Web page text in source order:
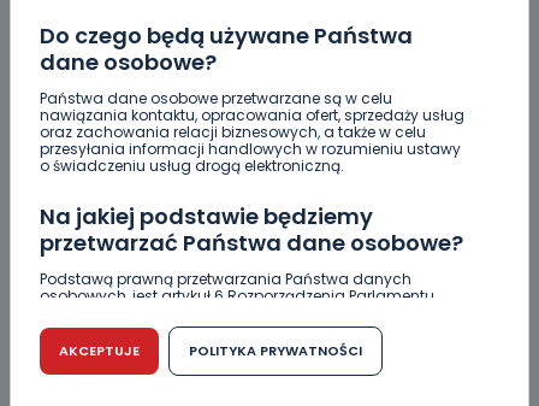
Do czego będą używane Państwa
dane osobowe?
Państwa dane osobowe przetwarzane są w celu
nawiązania kontaktu, opracowania ofert, sprzedaży usług
oraz zachowania relacji biznesowych, a także w celu
przesyłania informacji handlowych w rozumieniu ustawy
o świadczeniu usług drogą elektroniczną.
Na jakiej podstawie będziemy
przetwarzać Państwa dane osobowe?
Podstawą prawną przetwarzania Państwa danych
osobowych, jest artykuł 6 Rozporządzenia Parlamentu
r. w sprawie ochrony osób fizycznych w związku z
przetwarzaniem danych osobowych w sprawie
swobodnego przepływu takich danych oraz uchylenia
dyrektywy 95/46/WE (RODO).
AKCEPTUJE POLITYKA PRYWATNOŚCI
Przychodzą maile…
Jak wybrać prostownicę do włosów puszących się i
elektryzujących?
Jakość wody wróciła (prawie) do normy. Jest
Zatrzymany w Sośniach. Za połamane tablice
Nowe ustalenia w sprawie OZC. Kto spełnił warunki
Czy aquapark w Ostrowie powinien powstać?
Rozpoczęły się konsultacje